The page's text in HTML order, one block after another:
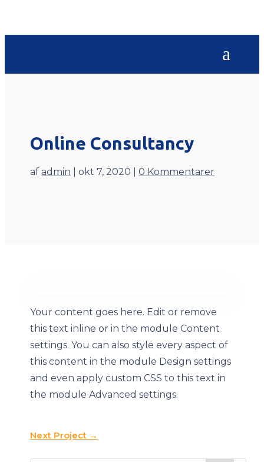
Online Consultancy
afadmin |okt 7, 2020 |0 Kommentarer
Your content goes here. Edit or remove
this text inline or in the module Content
settings. You can also style every aspect of
this content in the module Design settings
and even apply custom CSS to this text in
the module Advanced settings.
Next Project →